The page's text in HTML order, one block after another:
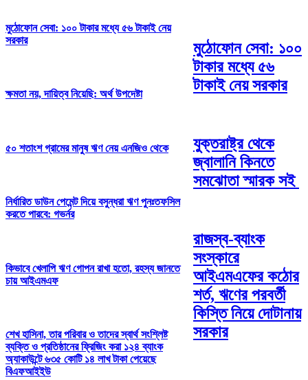
মুঠোফোন সেবা: ১০০ টাকার মধ্যে ৫৬ টাকাই নেয়
সরকার
ক্ষমতা নয়, দায়িত্ব নিয়েছি: অর্থ উপদেষ্টা
৫০ শতাংশ গ্রামের মানুষ ঋণ নেয় এনজিও থেকে
নির্ধারিত ডাউন পেমেন্ট দিয়ে বসুন্ধরা ঋণ পুনঃতফসিল
করতে পারবে: গভর্নর
কিভাবে খেলাপি ঋণ গোপন রাখা হতো, রহস্য জানতে
চায় আইএমএফ
শেখ হাসিনা, তার পরিবার ও তাদের স্বার্থ সংশ্লিষ্ট
ব্যক্তি ও প্রতিষ্ঠানের ফ্রিজিং করা ১২৪ ব্যাংক
অ্যাকাউন্টে ৬৩৫ কোটি ১৪ লাখ টাকা পেয়েছে
বিএফআইইউ
মুঠোফোন সেবা: ১০০
টাকার মধ্যে ৫৬
টাকাই নেয় সরকার
যুক্তরাষ্ট্র থেকে
জ্বালানি কিনতে
সমঝোতা স্মারক সই
রাজস্ব-ব্যাংক
সংস্কারে
আইএমএফের কঠোর
শর্ত, ঋণের পরবর্তী
কিস্তি নিয়ে দোটানায়
সরকার